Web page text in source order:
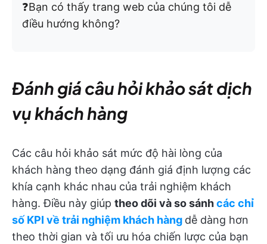
❓Bạn có thấy trang web của chúng tôi dễ
điều hướng không?
Đánh giá câu hỏi khảo sát dịch
vụ khách hàng
Các câu hỏi khảo sát mức độ hài lòng của
khách hàng theo dạng đánh giá định lượng các
khía cạnh khác nhau của trải nghiệm khách
hàng. Điều này giúp theo dõi và so sánhcác chỉ
số KPI về trải nghiệm khách hàng dễ dàng hơn
theo thời gian và tối ưu hóa chiến lược của bạn